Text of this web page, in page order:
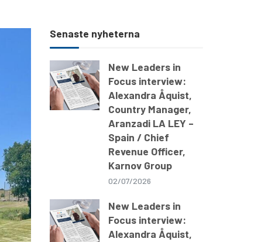
Senaste nyheterna
New Leaders in
Focus interview:
Alexandra Åquist,
Country Manager,
Aranzadi LA LEY –
Spain / Chief
Revenue Officer,
Karnov Group
02/07/2026
New Leaders in
Focus interview:
Alexandra Åquist,